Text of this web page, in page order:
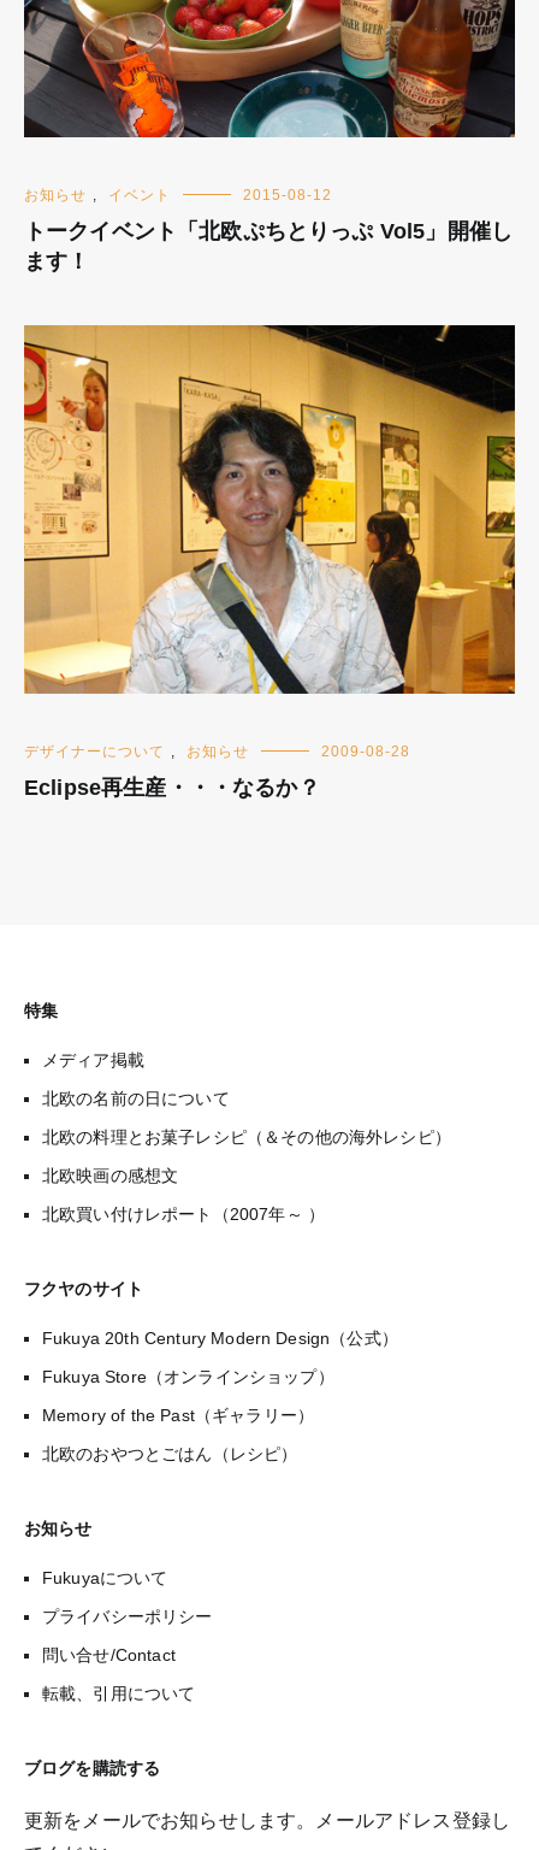
お知らせ イベント 2015-08-12
トークイベント「北欧ぷちとりっぷ Vol5」開催し
ます！
デザイナーについて お知らせ 2009-08-28
Eclipse再生産・・・なるか？
特集
メディア掲載
北欧の名前の日について
北欧の料理とお菓子レシピ（＆その他の海外レシピ）
北欧映画の感想文
北欧買い付けレポート（2007年～ ）
フクヤのサイト
Fukuya 20th Century Modern Design（公式）
Fukuya Store（オンラインショップ）
Memory of the Past（ギャラリー）
北欧のおやつとごはん（レシピ）
お知らせ
Fukuyaについて
プライバシーポリシー
問い合せ/Contact
転載、引用について
ブログを購読する
更新をメールでお知らせします。メールアドレス登録し